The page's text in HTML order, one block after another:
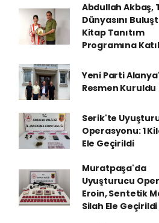
Abdullah Akbaş,
Dünyasını
Kitap Tanıtım
Programına
Yeni Parti
Resmen Kuruldu
Serik'te
Operasyonu: 1
Ele Geçirildi
Muratpaşa'da
Uyuşturucu
Eroin, Sentetik
Silah Ele Geçirildi